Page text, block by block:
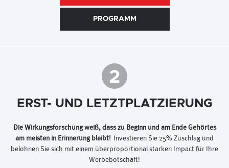
PROGRAMM
2
ERST- UND LETZTPLATZIERUNG
Die Wirkungsforschung weiß, dass zu Beginn und am Ende Gehörtes
am meisten in Erinnerung bleibt! Investieren Sie 25% Zuschlag und
belohnen Sie sich mit einem überproportional starken Impact für Ihre
Werbebotschaft!